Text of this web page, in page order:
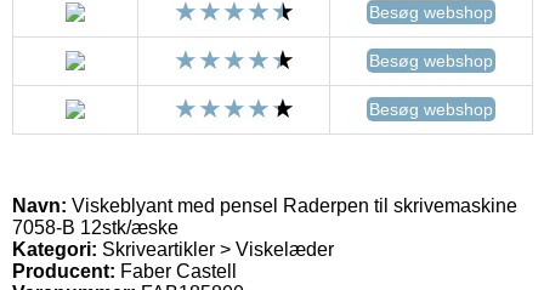
Besøg webshop
Besøg webshop
Besøg webshop
Navn: Viskeblyant med pensel Raderpen til skrivemaskine
7058-B 12stk/æske
Kategori: Skriveartikler > Viskelæder
Producent: Faber Castell